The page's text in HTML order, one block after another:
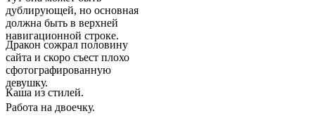
дублирующей, но основная
должна быть в верхней
навигационной строке.
Дракон сожрал половину
сайта и скоро съест плохо
сфотографированную
девушку.
Каша из стилей.
Работа на двоечку.